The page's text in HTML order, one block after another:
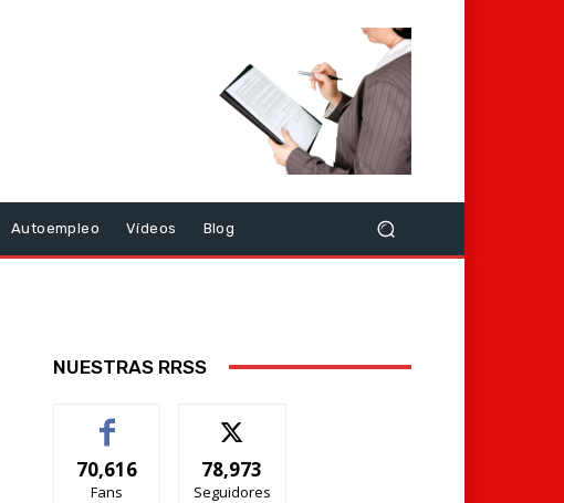
Autoempleo Vídeos Blog
NUESTRAS RRSS
70,616
Fans
78,973
Seguidores